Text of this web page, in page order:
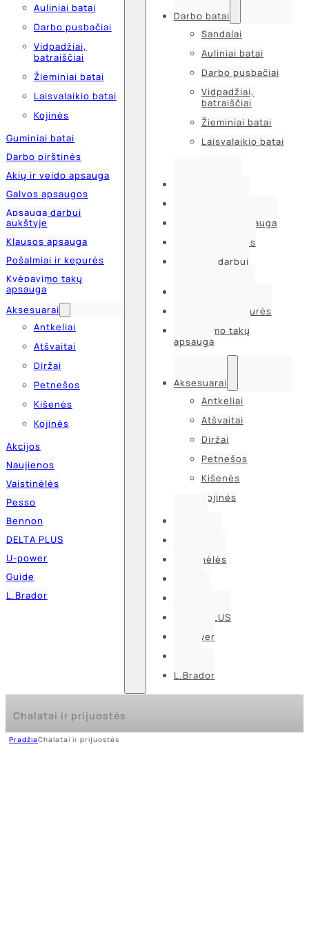
Auliniai batai
Darbo pusbačiai
Vidpadžiai,
batraiščiai
Žieminiai batai
Laisvalaikio batai
Kojinės
Guminiai batai
Darbo pirštinės
Akių ir veido apsauga
Galvos apsaugos
Apsauga darbui
aukštyje
Klausos apsauga
Pošalmiai ir kepurės
Kvėpavimo takų
apsauga
Aksesuarai
Antkeliai
Atšvaitai
Diržai
Petnešos
Kišenės
Kojinės
Akcijos
Naujienos
Vaistinėlės
Pesso
Bennon
DELTA PLUS
U-power
Guide
L.Brador
Darbo batai
Sandalai
Auliniai batai
Darbo pusbačiai
Vidpadžiai,
batraiščiai
Žieminiai batai
Laisvalaikio batai
Akių ir veido apsauga
Galvos apsaugos
Apsauga darbui
Pošalmiai ir kepurės
Kvėpavimo takų
apsauga
Aksesuarai
Antkeliai
Atšvaitai
Diržai
Petnešos
Kišenės
Kojinės
Vaistinėlės
DELTA PLUS
U-power
L.Brador
Chalatai ir prijuostės
PradžiaChalatai ir prijuostės